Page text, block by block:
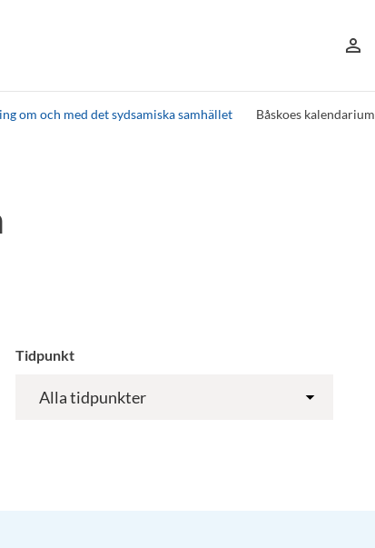
person_outline
om och med det sydsamiska samhället Båskoes kalendarium
Tidpunkt